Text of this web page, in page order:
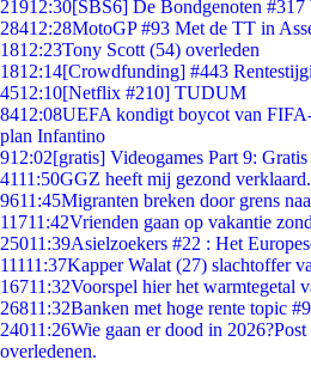
21912:30[SBS6] De Bondgenoten #317
28412:28MotoGP #93 Met de TT in
1812:23Tony Scott (54) overleden
1812:14[Crowdfunding] #443
4512:10[Netflix #210] TUDUM
8412:08UEFA kondigt boycot van
plan Infantino
912:02[gratis] Videogames Part 9:
4111:50GGZ heeft mij gezond verklaard.
9611:45Migranten breken door grens
11711:42Vrienden gaan op vakantie
25011:39Asielzoekers #22 : Het
11111:37Kapper Walat (27) slachtoffer
16711:32Voorspel hier het warmtegetal
26811:32Banken met hoge rente topic
24011:26Wie gaan er dood in
overledenen.